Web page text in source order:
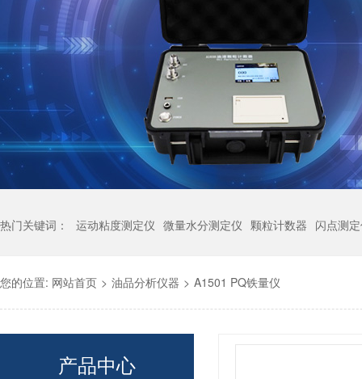
热门关键词： 运动粘度测定仪 微量水分测定仪 颗粒计数器 闪点测
您的位置: 网站首页 > 油品分析仪器 > A1501 PQ铁量仪
产品中心